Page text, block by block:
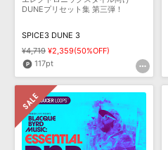
DUNEプリセット集 第三弾！
SPICE3 DUNE 3
¥4,719 ¥2,359(50%OFF)
117pt